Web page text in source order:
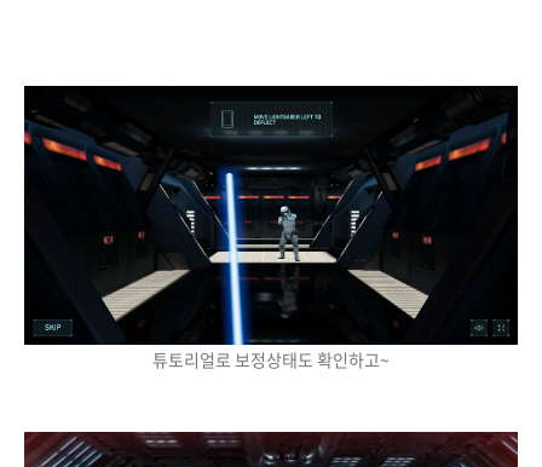
튜토리얼로 보정상태도 확인하고~